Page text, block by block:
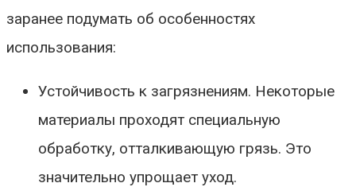
заранее подумать об особенностях
использования:
Устойчивость к загрязнениям. Некоторые
материалы проходят специальную
обработку, отталкивающую грязь. Это
значительно упрощает уход.